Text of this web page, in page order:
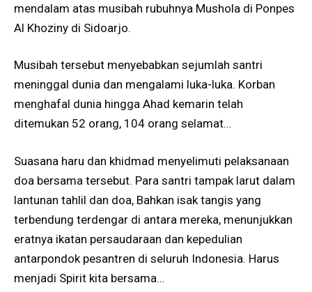
mendalam atas musibah rubuhnya Mushola di Ponpes
Al Khoziny di Sidoarjo.
Musibah tersebut menyebabkan sejumlah santri
meninggal dunia dan mengalami luka-luka. Korban
menghafal dunia hingga Ahad kemarin telah
ditemukan 52 orang, 104 orang selamat…
Suasana haru dan khidmad menyelimuti pelaksanaan
doa bersama tersebut. Para santri tampak larut dalam
lantunan tahlil dan doa, Bahkan isak tangis yang
terbendung terdengar di antara mereka, menunjukkan
eratnya ikatan persaudaraan dan kepedulian
antarpondok pesantren di seluruh Indonesia. Harus
menjadi Spirit kita bersama…